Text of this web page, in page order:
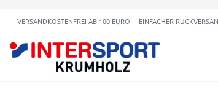
VERSANDKOSTENFREI AB 100 EURO EINFACHER